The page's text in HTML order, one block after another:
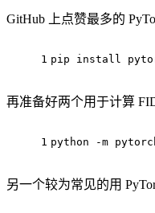
GitHub 上点赞最多的
1 pip install
再准备好两个用于计算
1 python -m
另一个较为常见的用